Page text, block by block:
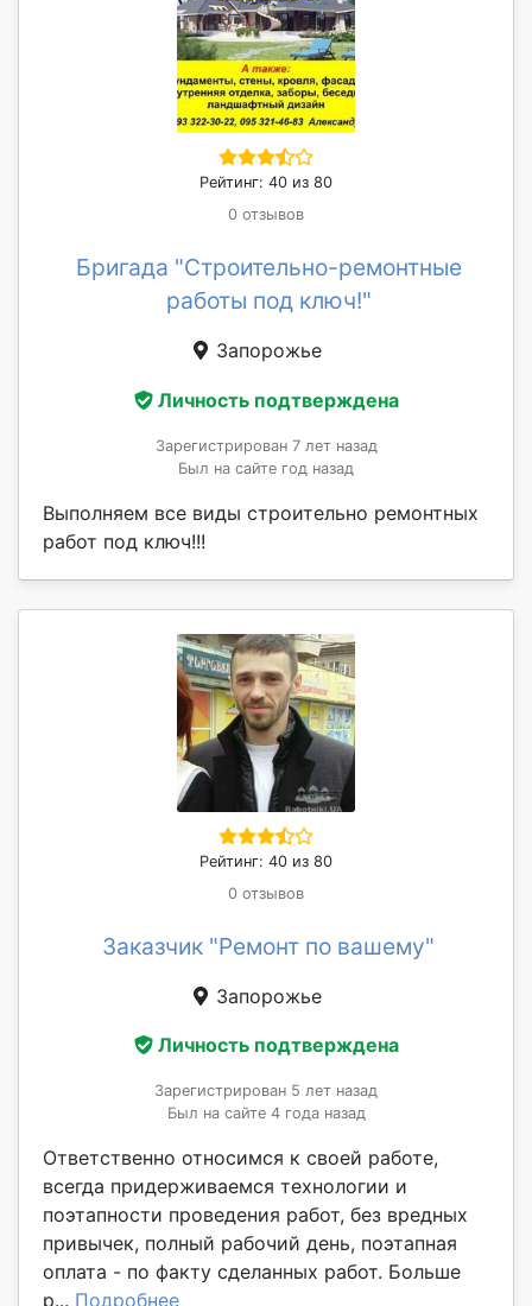
Рейтинг: 40 из 80
0 отзывов
Бригада "Строительно-ремонтные
работы под ключ!"
Запорожье
Личность подтверждена
Зарегистрирован 7 лет назад
Был на сайте год назад
Выполняем все виды строительно ремонтных
работ под ключ!!!
Рейтинг: 40 из 80
0 отзывов
Заказчик "Ремонт по вашему"
Запорожье
Личность подтверждена
Зарегистрирован 5 лет назад
Был на сайте 4 года назад
Ответственно относимся к своей работе,
всегда придерживаемся технологии и
поэтапности проведения работ, без вредных
привычек, полный рабочий день, поэтапная
оплата - по факту сделанных работ. Больше
р... Подробнее